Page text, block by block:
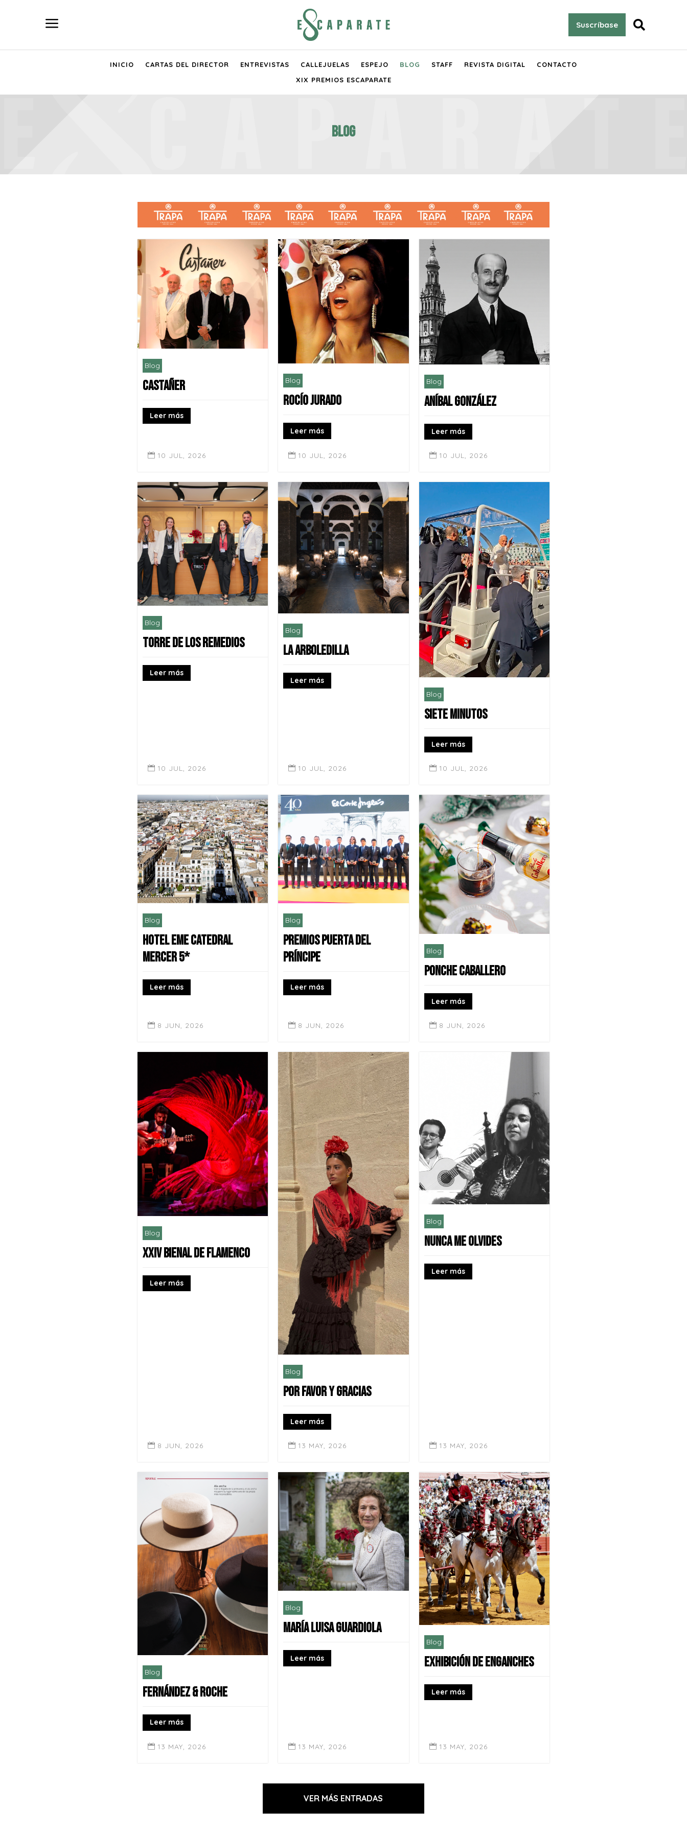
a Suscríbase 
INICIO CARTAS DEL DIRECTOR ENTREVISTAS CALLEJUELAS ESPEJO BLOG STAFF REVISTA DIGITAL
CONTACTO
XIX PREMIOS ESCAPARATE
Blog
Blog
CASTAÑER
Leer más
 10 JUL, 2026
Blog
ROCÍO JURADO
Leer más
 10 JUL, 2026
Blog
ANÍBAL GONZÁLEZ
Leer más
 10 JUL, 2026
Blog
TORRE DE LOS REMEDIOS
Leer más
 10 JUL, 2026
Blog
LA ARBOLEDILLA
Leer más
 10 JUL, 2026
Blog
SIETE MINUTOS
Leer más
 10 JUL, 2026
Blog
HOTEL EME CATEDRAL
MERCER 5*
Leer más
 8 JUN, 2026
Blog
PREMIOS PUERTA DEL
PRÍNCIPE
Leer más
 8 JUN, 2026
Blog
PONCHE CABALLERO
Leer más
 8 JUN, 2026
Blog
XXIV BIENAL DE FLAMENCO
Leer más
 8 JUN, 2026
Blog
POR FAVOR Y GRACIAS
Leer más
 13 MAY, 2026
Blog
NUNCA ME OLVIDES
Leer más
 13 MAY, 2026
Blog
Fernández & roche
Leer más
 13 MAY, 2026
Blog
MARÍA LUISA GUARDIOLA
Leer más
 13 MAY, 2026
Blog
EXHIBICIÓN DE ENGANCHES
Leer más
 13 MAY, 2026
VER MÁS ENTRADAS